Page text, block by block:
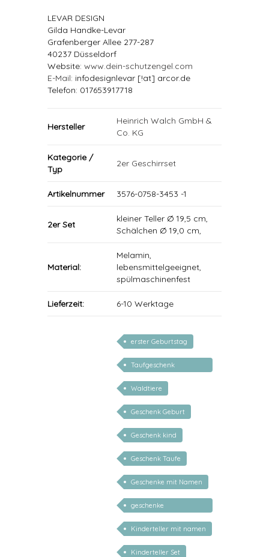
LEVAR DESIGN
Gilda Handke-Levar
Grafenberger Allee 277-287
40237 Düsseldorf
Website: www.dein-schutzengel.com
E-Mail: infodesignlevar [!at] arcor.de
Telefon: 017653917718
Hersteller
Heinrich Walch GmbH &
Co. KG
Kategorie /
Typ
2er Geschirrset
Artikelnummer 3576-0758-3453 -1
2er Set
kleiner Teller Ø 19,5 cm,
Schälchen Ø 19,0 cm,
Material:
Melamin,
lebensmittelgeeignet,
spülmaschinenfest
Lieferzeit: 6-10 Werktage
erster Geburtstag
Taufgeschenk
personalisiert
Waldtiere
Geschenk Geburt
Geschenk kind
Geschenk Taufe
Geschenke mit Namen
geschenke
personalisiert kinder
Kinderteller mit namen
Kinderteller Set